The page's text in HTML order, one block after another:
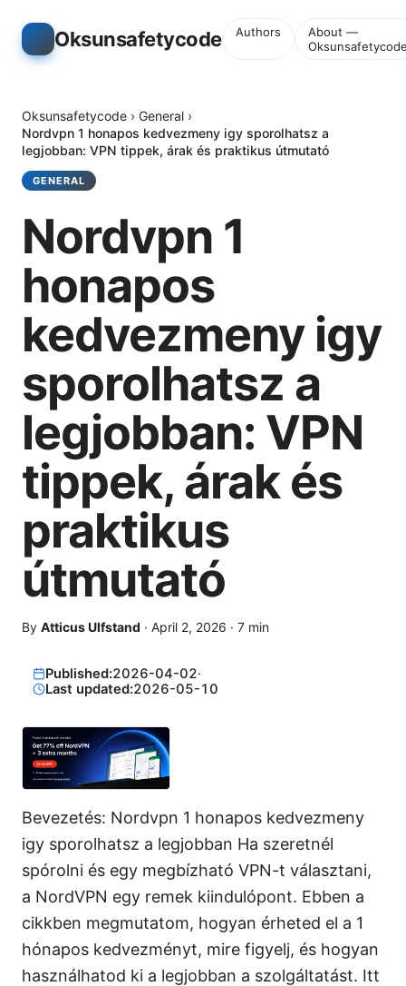
Oksunsafetycode Authors
About —
Oksunsafetycode › General ›
Nordvpn 1 honapos kedvezmeny igy sporolhatsz a
legjobban: VPN tippek, árak és praktikus útmutató
GENERAL
Nordvpn 1
honapos
kedvezmeny igy
sporolhatsz a
legjobban: VPN
tippek, árak és
praktikus
útmutató
By Atticus Ulfstand · April 2, 2026 · 7 min
Published:2026-04-02·
Last updated:2026-05-10
Bevezetés: Nordvpn 1 honapos kedvezmeny
igy sporolhatsz a legjobban Ha szeretnél
spórolni és egy megbízható VPN-t választani,
a NordVPN egy remek kiindulópont. Ebben a
cikkben megmutatom, hogyan érheted el a 1
hónapos kedvezményt, mire figyelj, és hogyan
használhatod ki a legjobban a szolgáltatást. Itt